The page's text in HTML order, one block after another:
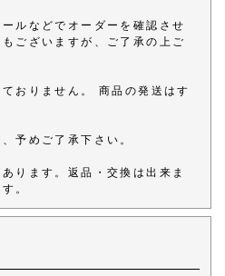
ルなどでオーダーを確認させ
ございますが、ご了承の上ご
おりません。 商品の発送はす
予めご了承下さい。
ります。返品・交換は出来ま
。